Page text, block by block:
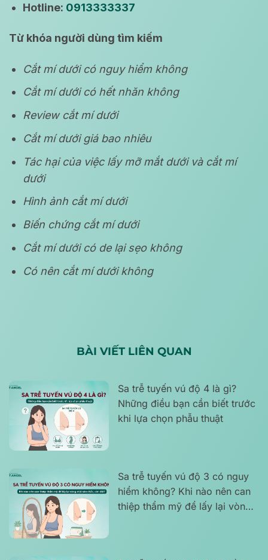
Hotline: 0913333337
Từ khóa người dùng tìm kiếm
Cắt mí dưới có nguy hiểm không
Cắt mí dưới có hết nhăn không
Review cắt mí dưới
Cắt mí dưới giá bao nhiêu
Tác hại của việc lấy mỡ mắt dưới và cắt mí
dưới
Hình ảnh cắt mí dưới
Biến chứng cắt mí dưới
Cắt mí dưới có de lại sẹo không
Có nên cắt mí dưới không
BÀI VIẾT LIÊN QUAN
Sa trễ tuyến vú độ 4 là gì?
Những điều bạn cần biết trước
khi lựa chọn phẫu thuật
Sa trễ tuyến vú độ 3 có nguy
hiểm không? Khi nào nên can
thiệp thẩm mỹ để lấy lại vòng